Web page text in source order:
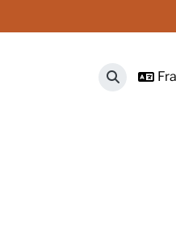
Activer/